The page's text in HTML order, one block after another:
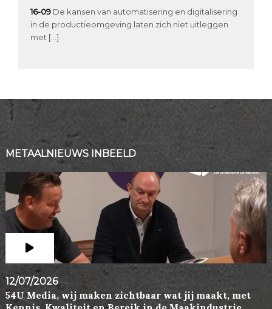
16-09 De kansen van automatisering en digitalisering
in de productieomgeving laten zich niet uitleggen
met […]
METAALNIEUWS INBEELD
12/07/2026
54U Media, wij maken zichtbaar wat jij maakt, met